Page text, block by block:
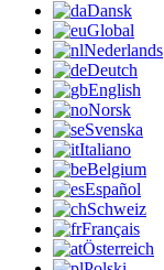
Dansk
Global
Nederlands
Deutch
English
Norsk
Svenska
Italiano
Belgium
Español
Schweiz
Français
Österreich